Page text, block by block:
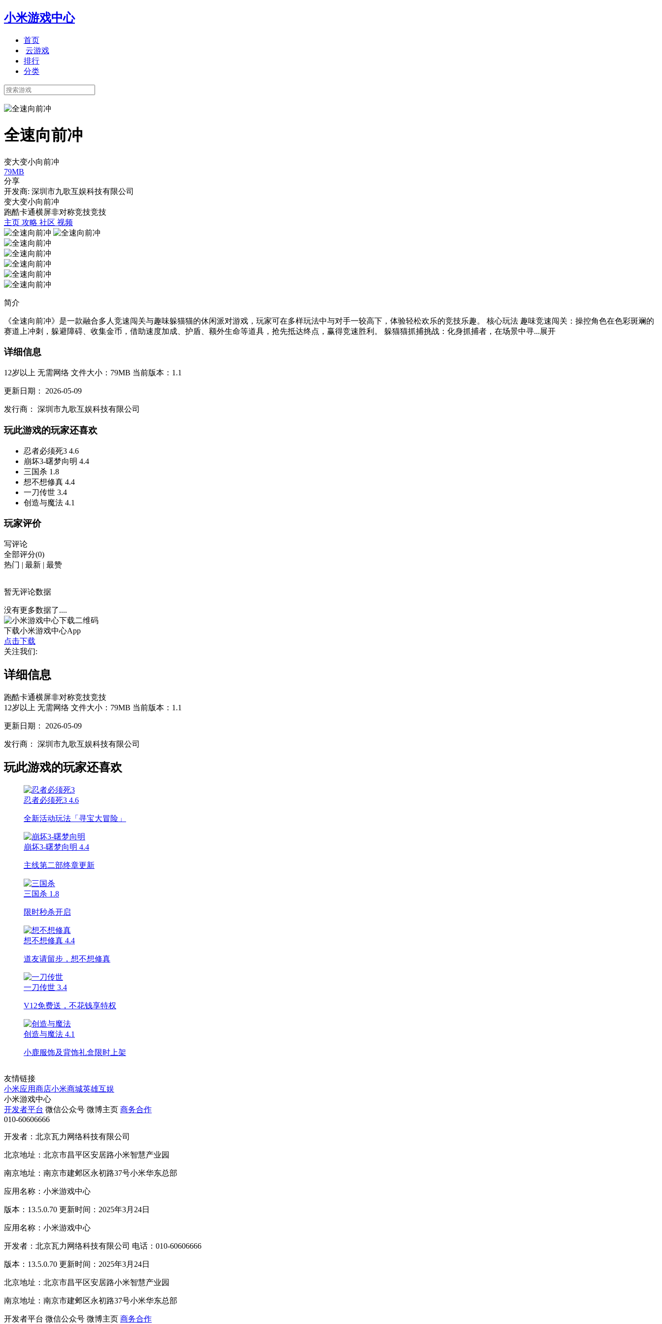
小米游戏中心
首页
云游戏
排行
分类
全速向前冲
变大变小向前冲
79MB
分享
开发商: 深圳市九歌互娱科技有限公司
变大变小向前冲
跑酷卡通横屏非对称竞技竞技
主页 攻略 社区 视频
简介
《全速向前冲》是一款融合多人竞速闯关与趣味躲猫猫的休闲派对游戏，玩家可在多样玩法中与对手一较高下，体验轻松欢乐的竞技乐趣。 核心玩法 趣味竞速闯关：操控角色在色彩斑斓的
赛道上冲刺，躲避障碍、收集金币，借助速度加成、护盾、额外生命等道具，抢先抵达终点，赢得竞速胜利。 躲猫猫抓捕挑战：化身抓捕者，在场景中寻...展开
详细信息
12岁以上 无需网络 文件大小：79MB 当前版本：1.1
更新日期： 2026-05-09
发行商： 深圳市九歌互娱科技有限公司
玩此游戏的玩家还喜欢
忍者必须死3 4.6
崩坏3-曙梦向明 4.4
三国杀 1.8
想不想修真 4.4
一刀传世 3.4
创造与魔法 4.1
玩家评价
写评论
全部评分(0)
热门 | 最新 | 最赞
暂无评论数据
没有更多数据了....
下载小米游戏中心App
点击下载
关注我们:
详细信息
跑酷卡通横屏非对称竞技竞技
12岁以上 无需网络 文件大小：79MB 当前版本：1.1
更新日期： 2026-05-09
发行商： 深圳市九歌互娱科技有限公司
玩此游戏的玩家还喜欢
忍者必须死3 4.6
全新活动玩法「寻宝大冒险」
崩坏3-曙梦向明 4.4
主线第二部终章更新
三国杀 1.8
限时秒杀开启
想不想修真 4.4
道友请留步，想不想修真
一刀传世 3.4
V12免费送，不花钱享特权
创造与魔法 4.1
小鹿服饰及背饰礼盒限时上架
友情链接
小米应用商店小米商城英雄互娱
小米游戏中心
开发者平台 微信公众号 微博主页 商务合作
010-60606666
开发者：北京瓦力网络科技有限公司
北京地址：北京市昌平区安居路小米智慧产业园
南京地址：南京市建邺区永初路37号小米华东总部
应用名称：小米游戏中心
版本：13.5.0.70 更新时间：2025年3月24日
应用名称：小米游戏中心
开发者：北京瓦力网络科技有限公司 电话：010-60606666
版本：13.5.0.70 更新时间：2025年3月24日
北京地址：北京市昌平区安居路小米智慧产业园
南京地址：南京市建邺区永初路37号小米华东总部
开发者平台 微信公众号 微博主页 商务合作